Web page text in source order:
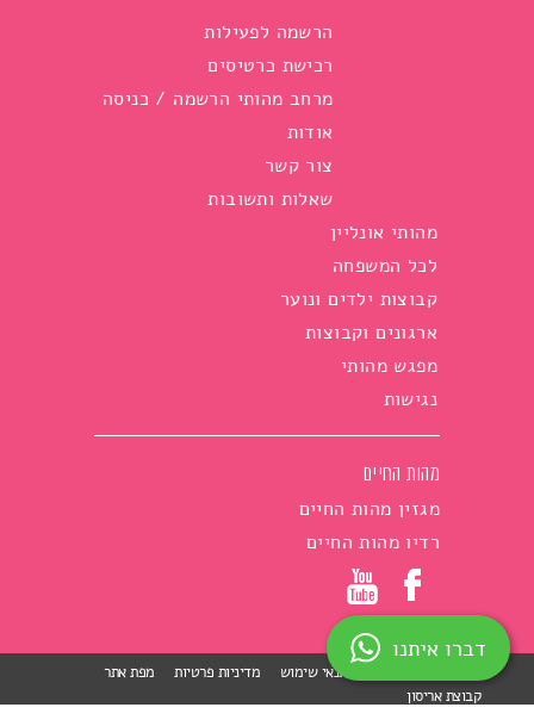
הרשמה לפעילות
רכישת כרטיסים
מרחב מהותי הרשמה / כניסה
אודות
צור קשר
שאלות ותשובות
מהותי אונליין
לכל המשפחה
קבוצות ילדים ונוער
ארגונים וקבוצות
מפגש מהותי
נגישות
מהות החיים
מגזין מהות החיים
רדיו מהות החיים
תנאי שימוש מדיניות פרטיות
מפת אתר
קבוצת אריסון
דברו איתנו